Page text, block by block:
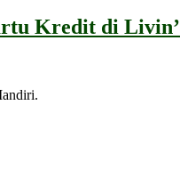
Kredit di Livin’